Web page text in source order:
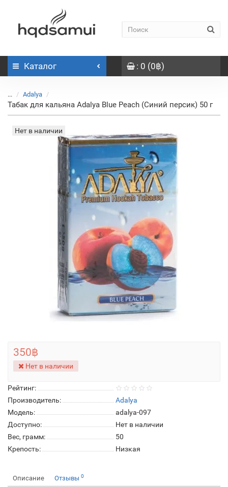
Каталог : 0 (0฿)
... Adalya
Табак для кальяна Adalya Blue Peach (Синий персик) 50 г
Нет в наличии
Рейтинг:
Производитель:
Adalya
Модель:
adalya-097
Доступно:
Нет в наличии
Вес, грамм:
50
Крепость:
Низкая
350฿
Нет в наличии
Описание Отзывы 0